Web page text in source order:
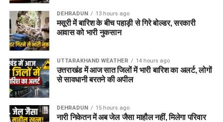
DEHRADUN 13 hours ago
मसूरी में बारिश के बीच पहाड़ी से गिरे बोल्डर, सरकारी
आवास को भारी नुकसान
UTTARAKHAND WEATHER 14 hours ago
उत्तराखंड में आज सात जिलों में भारी बारिश का अलर्ट, लोगों
से सावधानी बरतने की अपील
DEHRADUN 15 hours ago
नारी निकेतन में अब जेल जैसा माहौल नहीं, मिलेगा परिवार